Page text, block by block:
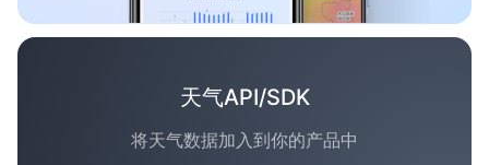
天气API/SDK
将天气数据加入到你的产品中